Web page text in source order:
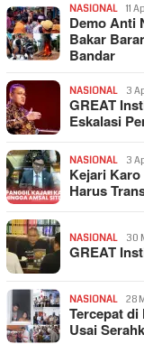
NASIONAL 11
Demo Anti
Bakar
Bandar
NASIONAL 3
GREAT
Eskalasi
NASIONAL 3
Kejari
Harus
NASIONAL 30
GREAT
NASIONAL 28
Tercepat
Usai